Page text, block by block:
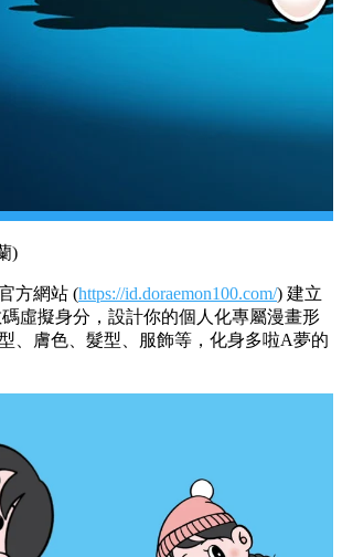
)
方網站 (https://id.doraemon100.com/) 建立
虛擬身分，設計你的個人化專屬漫畫形
、膚色、髮型、服飾等，化身多啦A夢的